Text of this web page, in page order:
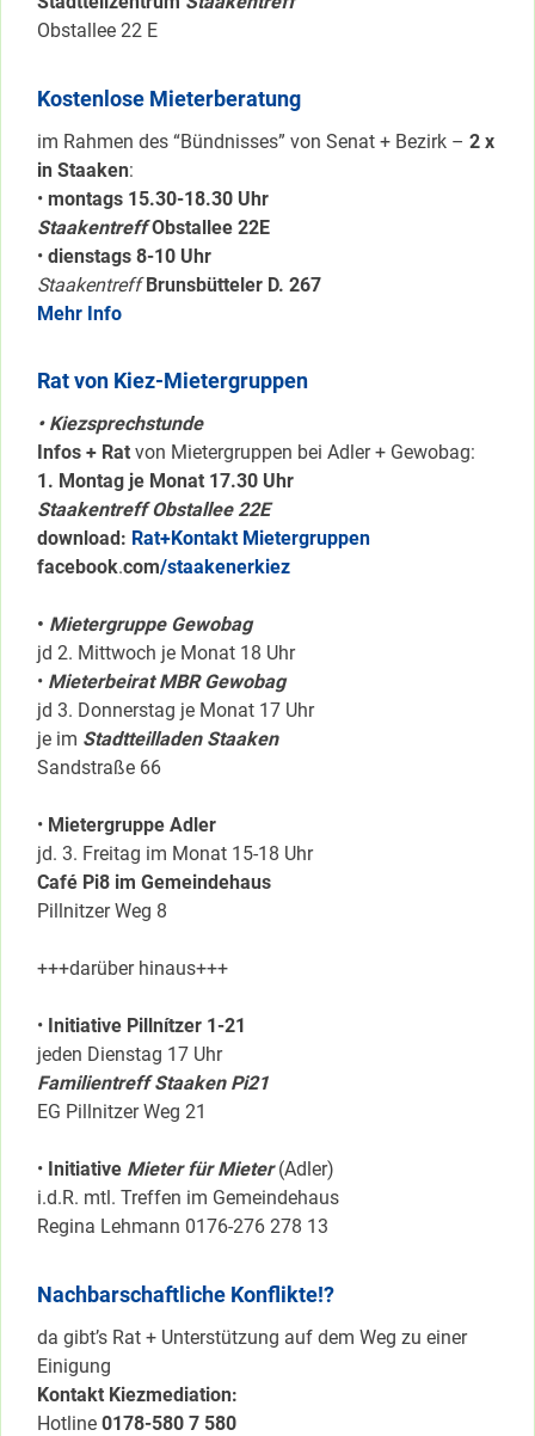
Obstallee 22 E
Kostenlose Mieterberatung
im Rahmen des “Bündnisses” von Senat + Bezirk – 2 x
in Staaken:
• montags 15.30-18.30 Uhr
Staakentreff Obstallee 22E
• dienstags 8-10 Uhr
Staakentreff Brunsbütteler D. 267
Mehr Info
Rat von Kiez-Mietergruppen
• Kiezsprechstunde
Infos + Rat von Mietergruppen bei Adler + Gewobag:
1. Montag je Monat 17.30 Uhr
Staakentreff Obstallee 22E
download: Rat+Kontakt Mietergruppen
facebook.com/staakenerkiez
• Mietergruppe Gewobag
jd 2. Mittwoch je Monat 18 Uhr
• Mieterbeirat MBR Gewobag
jd 3. Donnerstag je Monat 17 Uhr
je im Stadtteilladen Staaken
Sandstraße 66
• Mietergruppe Adler
jd. 3. Freitag im Monat 15-18 Uhr
Café Pi8 im Gemeindehaus
Pillnitzer Weg 8
+++darüber hinaus+++
• Initiative Pillnítzer 1-21
jeden Dienstag 17 Uhr
Familientreff Staaken Pi21
EG Pillnitzer Weg 21
• Initiative Mieter für Mieter(Adler)
i.d.R. mtl. Treffen im Gemeindehaus
Regina Lehmann 0176-276 278 13
Nachbarschaftliche Konflikte!?
da gibt’s Rat + Unterstützung auf dem Weg zu einer
Einigung
Kontakt Kiezmediation:
Hotline 0178-580 7 580